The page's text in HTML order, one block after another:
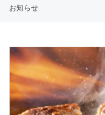
お知らせ